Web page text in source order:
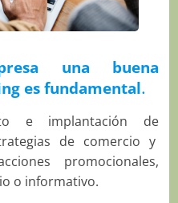
una buena
es fundamental.
e implantación de
de comercio y
promocionales,
o informativo.